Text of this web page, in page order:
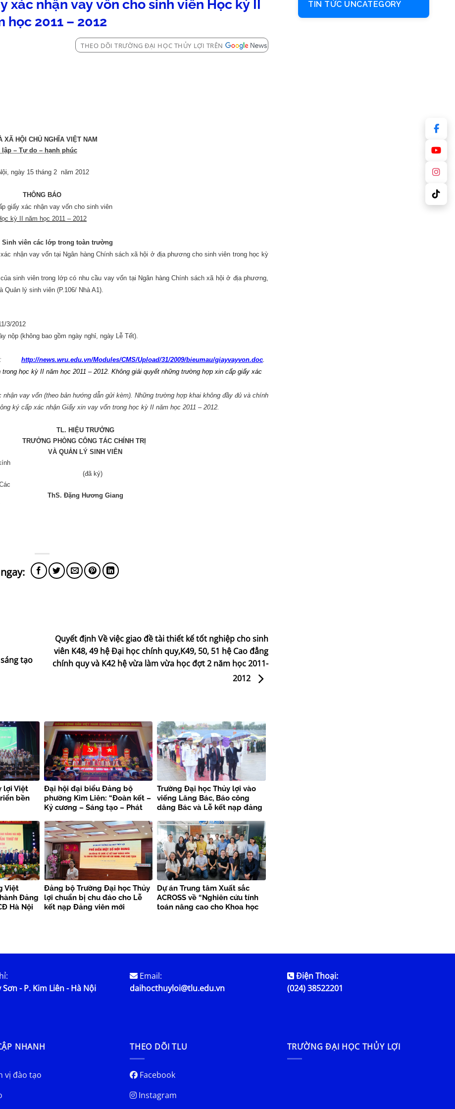
xác nhận vay vốn cho sinh viên Học kỳ II
học 2011 – 2012
THEO DÕI TRƯỜNG ĐẠI HỌC THỦY LỢI TRÊN
XÃ HỘI CHỦ NGHĨA VIỆT NAM
lập – Tự do – hạnh phúc
ngày 15 tháng 2 năm 2012
THÔNG BÁO
giấy xác nhận vay vốn cho sinh viên
kỳ II năm học 2011 – 2012
Sinh viên các lớp trong toàn trường
nhận vay vốn tại Ngân hàng Chính sách xã hội ở địa phương cho sinh viên trong học kỳ
sinh viên trong lớp có nhu cầu vay vốn tại Ngân hàng Chính sách xã hội ở địa phương,
lý sinh viên (P.106/ Nhà A1).
3/2012
nộp (không bao gồm ngày nghỉ, ngày Lễ Tết).
http://news.wru.edu.vn/Modules/CMS/Upload/31/2009/bieumau/giayvayvon.doc.
học kỳ II năm học 2011 – 2012. Không giải quyết những trường hợp xin cấp giấy xác
vay vốn (theo bản hướng dẫn gửi kèm). Những trường hợp khai không đầy đủ và chính
ký cấp xác nhận Giấy xin vay vốn trong học kỳ II năm học 2011 – 2012.
TL. HIỆU TRƯỞNG
TRƯỞNG PHÒNG CÔNG TÁC CHÍNH TRỊ
VÀ QUẢN LÝ SINH VIÊN
(đãký)
ThS. Đặng Hương Giang
tạo
Quyết định Về việc giao đề tài thiết kế tốt nghiệp cho sinh
viên K48, 49 hệ Đại học chính quy,K49, 50, 51 hệ Cao đẳng
chính quy và K42 hệ vừa làm vừa học đợt 2 năm học 2011-
2012
lợi Việt
bền
Đại hội đại biểu Đảng bộ
phường Kim Liên: “Đoàn kết –
Kỷ cương – Sáng tạo – Phát
Trường Đại học Thủy lợi vào
viếng Lăng Bác, Báo công
dâng Bác và Lễ kết nạp đảng
kiện trọng đại
Việt
Đảng
Hà Nội
Đảng bộ Trường Đại học Thủy
lợi chuẩn bị chu đáo cho Lễ
kết nạp Đảng viên mới
Dự án Trung tâm Xuất sắc
ACROSS về “Nghiên cứu tính
toán nâng cao cho Khoa học
TIN TỨC UNCATEGORY
Sơn - P. Kim Liên - Hà Nội
Email:
daihocthuyloi@tlu.edu.vn
Điện Thoại:
(024) 38522201
NHANH
vị đào tạo
THEO DÕI TLU
Facebook
Instagram
TRƯỜNG ĐẠI HỌC THỦY LỢI